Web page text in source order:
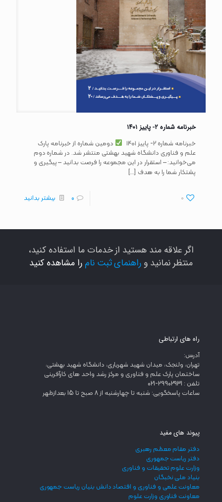
خبرنامه شماره ۲- پاییز ۱۴۰۱
خبرنامه شماره ۲- پاییز ۱۴۰۱
دومین شماره از خبرنامه پارک
علم و فناوری دانشگاه شهید بهشتی منتشر شد. در شماره دوم
می‌خوانید: – استقرار در این مجموعه را فرصت بدانید – پیگیری و
پشتکار شما را به هدف […]
0
0 بیشتر بدانید
اگر علاقه مند هستید از خدمات ما استفاده کنید،
منتظر نمانید و راهنمای ثبت نام را مشاهده کنید
راه های ارتباطی
آدرس:
تهران، ولنجک، میدان شهید شهریاری، دانشگاه شهید بهشتی،
ساختمان پارک علم و فناوری و مرکز رشد واحد های کارآفرینی
تلفن : 29902931-021
ساعات پاسخگویی: شنبه تا چهارشنبه از 8 صبح تا 15 بعدازظهر
پیوند های مفید
دفتر مقام معظم رهبری
دفتر ریاست جمهوری
وزارت علوم تحقیقات و فناوری
بنیاد ملی نخبگان
معاونت علمی و فناوری و اقتصاد دانش بنیان ریاست جمهوری
معاونت فناوری وزارت علوم